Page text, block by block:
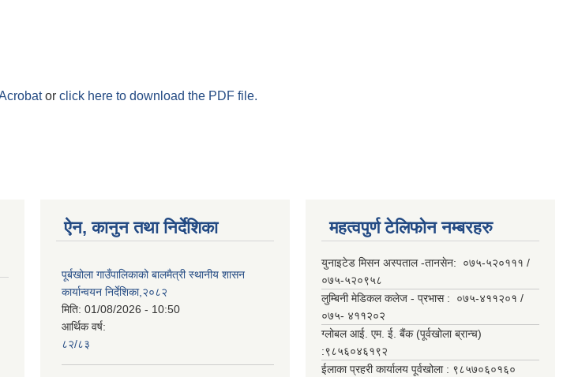
or click here to download the PDF file.
ऐन, कानुन तथा निर्देशिका
पूर्बखोला गाउँपालिकाको बालमैत्री स्थानीय शासन
कार्यान्वयन निर्देशिका,२०८२
मिति: 01/08/2026 - 10:50
आर्थिक वर्ष:
८२/८३
महत्वपुर्ण टेलिफोन नम्बरहरु
युनाइटेड मिसन अस्पताल -तानसेन: ०७५-५२०१११ /
०७५-५२०९५८
लुम्बिनी मेडिकल कलेज - प्रभास : ०७५-४११२०१ /
०७५- ४११२०२
ग्लोबल आई. एम. ई. बैंक (पूर्वखोला ब्रान्च)
:९८५६०४६१९२
ईलाका प्रहरी कार्यालय पूर्वखोला : ९८५७०६०१६०